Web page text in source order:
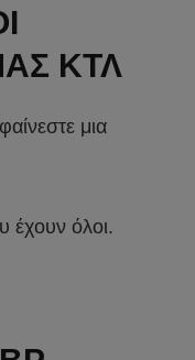
ΚΤΛ
μια
έχουν όλοι.